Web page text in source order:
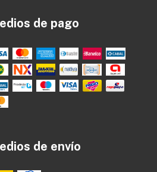
de pago
de envío